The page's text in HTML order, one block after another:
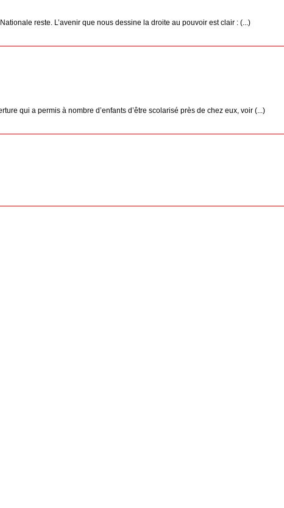
reste. L’avenir que nous dessine la droite au pouvoir est clair : (...)
qui a permis à nombre d’enfants d’être scolarisé près de chez eux, voir (...)